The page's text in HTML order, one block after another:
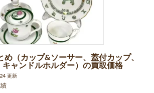
め（カップ&ソーサー、蓋付カップ、
キャンドルホルダー）の買取価格
更新